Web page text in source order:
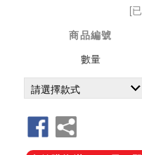
[
商品編號
數量